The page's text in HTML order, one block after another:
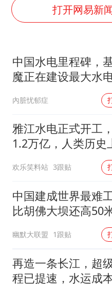
王艺
上海
《龙
打开网易新
中国水电里程碑，
魔正在建设最大水
內脏忧郁症
雅江水电正式开工
1.2万亿，人类历史
欢乐笑料站 3跟贴
中国建成世界最难
比胡佛大坝还高50
幽默大联盟 1跟贴
再造一条长江，超
程已提速，水运成